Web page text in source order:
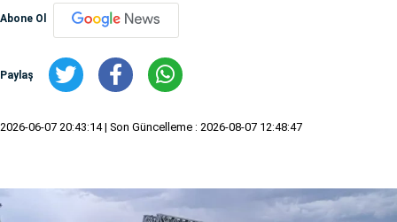
Abone Ol
Paylaş
2026-06-07 20:43:14 | Son Güncelleme : 2026-08-07 12:48:47